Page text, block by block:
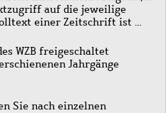
auf die jeweilige
einer Zeitschrift ist …
WZB freigeschaltet
Jahrgänge
Sie nach einzelnen